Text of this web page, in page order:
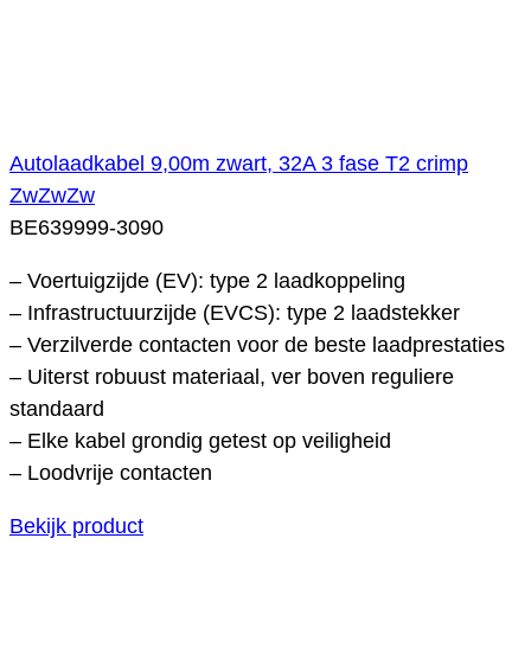
Autolaadkabel 9,00m zwart, 32A 3 fase T2 crimp
ZwZwZw
BE639999-3090
– Voertuigzijde (EV): type 2 laadkoppeling
– Infrastructuurzijde (EVCS): type 2 laadstekker
– Verzilverde contacten voor de beste laadprestaties
– Uiterst robuust materiaal, ver boven reguliere
standaard
– Elke kabel grondig getest op veiligheid
– Loodvrije contacten
Bekijk product